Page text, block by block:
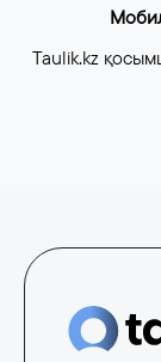
Taulik.kz